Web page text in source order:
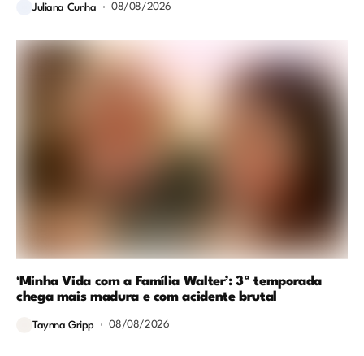
Juliana Cunha 08/08/2026
‘Minha Vida com a Família Walter’: 3ª temporada
chega mais madura e com acidente brutal
Taynna Gripp 08/08/2026